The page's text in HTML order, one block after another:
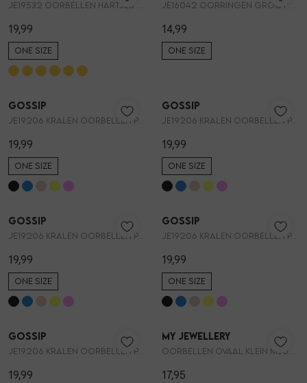
19,99
ONE SIZE
14,99
ONE SIZE
1/2
Gossip
JE19206 KRALEN OORBELLEN PAREL EN HARTJE
19,99
ONE SIZE
1/2
Gossip
JE19206 KRALEN OORBELLEN PAREL EN HARTJE
19,99
ONE SIZE
1/2
Gossip
JE19206 KRALEN OORBELLEN PAREL EN HARTJE
19,99
ONE SIZE
1/2
Gossip
JE19206 KRALEN OORBELLEN PAREL EN HARTJE
19,99
ONE SIZE
1/2
Gossip
JE19206 KRALEN OORBELLEN PAREL EN HARTJE
19,99
1 /2
My Jewellery
17,95